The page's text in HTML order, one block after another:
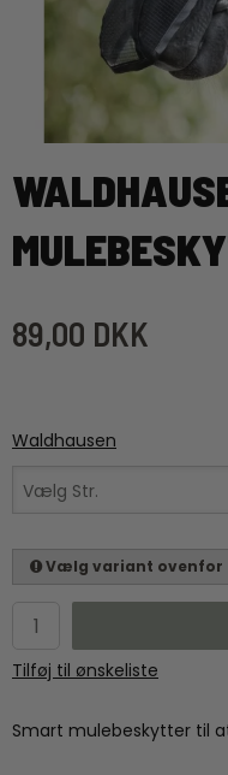
89,00 DKK
Waldhausen
Vælg Str.
Vælg variant ovenfor
Tilføj til ønskeliste
Smart mulebeskytter til